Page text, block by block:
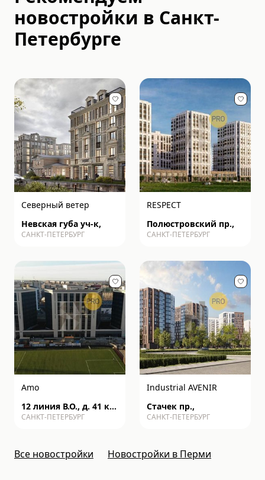
новостройки в Санкт-
Петербурге
Северный ветер
Невская губа уч-к,
САНКТ-ПЕТЕРБУРГ
RESPECT
Полюстровский пр.,
САНКТ-ПЕТЕРБУРГ
Amo
12 линия В.О., д. 41 к2
с1
САНКТ-ПЕТЕРБУРГ
Industrial AVENIR
Стачек пр.,
САНКТ-ПЕТЕРБУРГ
Все новостройки Новостройки в Перми